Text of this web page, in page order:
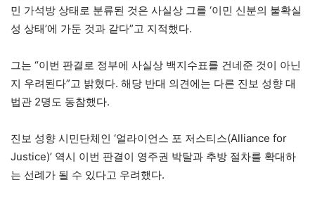
민 가석방 상태로 분류된 것은 사실상 그를 ‘이민 신분의 불확실
성 상태’에 가둔 것과 같다”고 지적했다.
그는 “이번 판결로 정부에 사실상 백지수표를 건네준 것이 아닌
지 우려된다”고 밝혔다. 해당 반대 의견에는 다른 진보 성향 대
법관 2명도 동참했다.
진보 성향 시민단체인 ‘얼라이언스 포 저스티스(Alliance for
Justice)’ 역시 이번 판결이 영주권 박탈과 추방 절차를 확대하
는 선례가 될 수 있다고 우려했다.